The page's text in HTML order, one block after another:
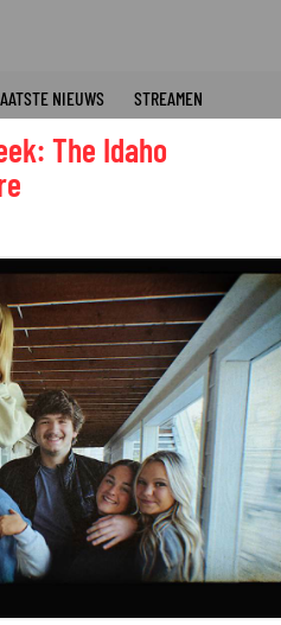
NIEUWS STREAMEN
FILMS
The Idaho